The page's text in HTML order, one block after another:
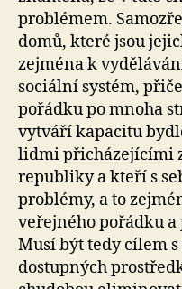
problémem.
domů, které jsou
zejména k
sociální systém,
pořádku po mnoha
vytváří kapacitu
lidmi přicházejícími
republiky a kteří s
problémy, a to
veřejného pořádku a
Musí být tedy cílem
dostupných